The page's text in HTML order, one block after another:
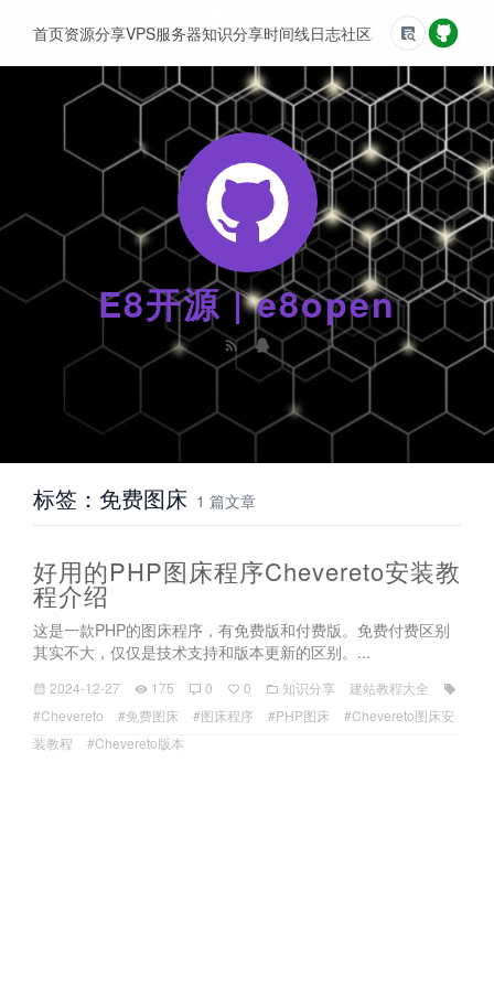
E8开源 | e8open
首页资源分享VPS服务器知识分享时间线日志社区友情链接
标签：免费图床 1 篇文章
好用的PHP图床程序Chevereto安装教
程介绍
这是一款PHP的图床程序，有免费版和付费版。免费付费区别
其实不大，仅仅是技术支持和版本更新的区别。...
2024-12-27 175 0 0 知识分享
建站教程大全
#Chevereto
#免费图床 #图床程序 #PHP图床
#Chevereto图床安
装教程
#Chevereto版本